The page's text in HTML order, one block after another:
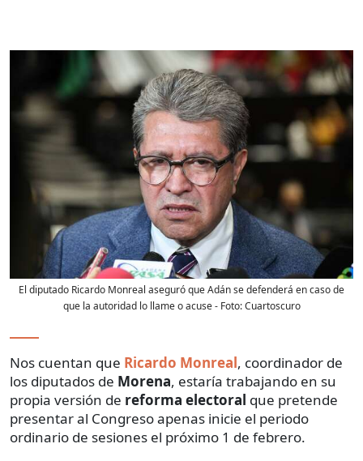
El diputado Ricardo Monreal aseguró que Adán se defenderá en caso de
que la autoridad lo llame o acuse- Foto:Cuartoscuro
Nos cuentan que Ricardo Monreal, coordinador de
los diputados de Morena, estaría trabajando en su
propia versión de reforma electoral que pretende
presentar al Congreso apenas inicie el periodo
ordinario de sesiones el próximo 1 de febrero.